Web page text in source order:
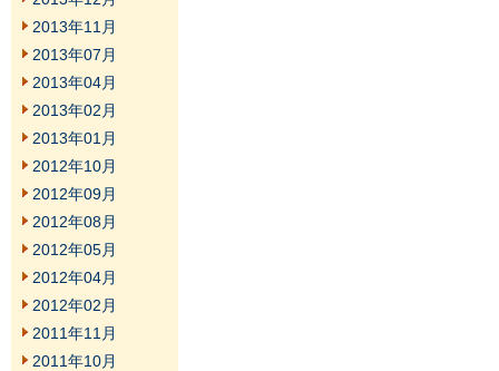
2013年11月
2013年07月
2013年04月
2013年02月
2013年01月
2012年10月
2012年09月
2012年08月
2012年05月
2012年04月
2012年02月
2011年11月
2011年10月